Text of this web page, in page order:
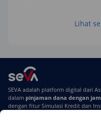
Keuangan
Terpercaya
Telat Bayar
Masuk BI
Terbarunya
Lihat
SEVA adalah platform digital dari
dalam pinjaman dana dengan
dengan fitur Simulasi Kredit dan